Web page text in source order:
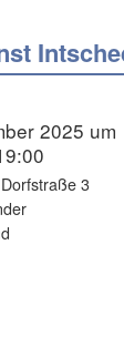
2025 um
3